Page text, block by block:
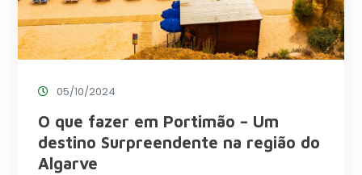
05/10/2024
O que fazer em Portimão – Um
destino Surpreendente na região do
Algarve